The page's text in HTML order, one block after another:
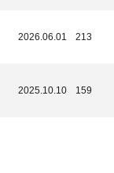
2026.06.01 213
2025.10.10 159